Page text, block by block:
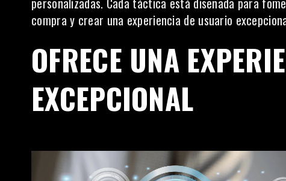
compra y crear una experiencia de usuario
OFRECE UNA
EXCEPCIONAL